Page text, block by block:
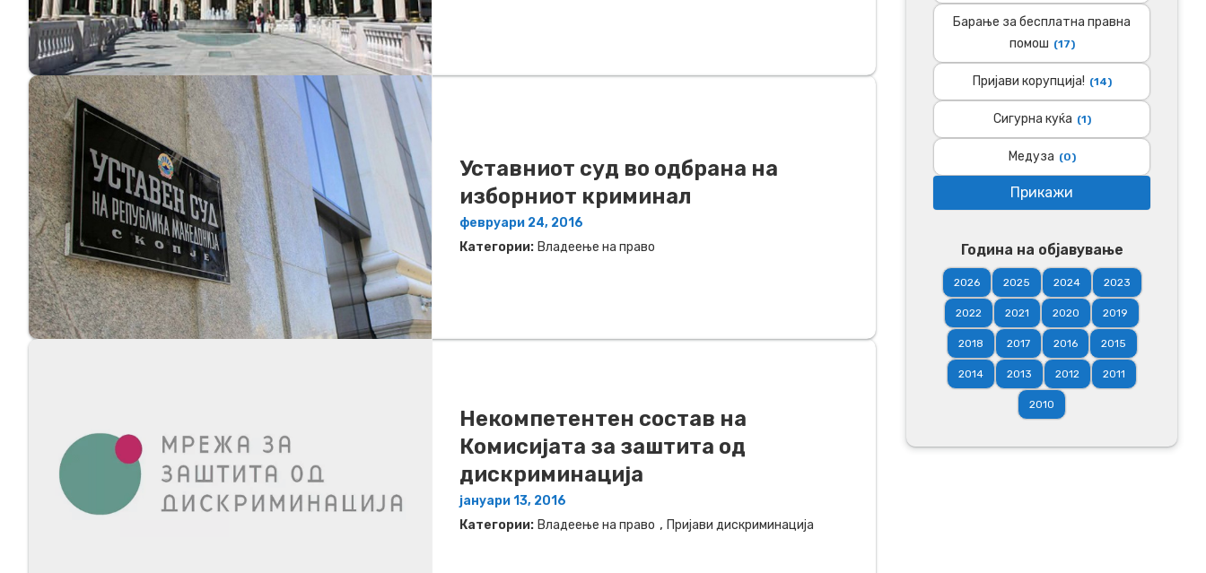
Уставниот суд во одбрана на
изборниот криминал
февруари 24, 2016
Категории: Владеење на право
Некомпетентен состав на
Комисијата за заштита од
дискриминација
јануари 13, 2016
Категории: Владеење на право , Пријави дискриминација
Барање за бесплатна правна
помош (17)
Пријави корупција! (14)
Сигурна куќа (1)
Медуза (0)
Година на објавување
2026 2025 2024 2023
2022 2021 2020 2019
2018 2017 2016 2015
2014 2013 2012 2011
2010